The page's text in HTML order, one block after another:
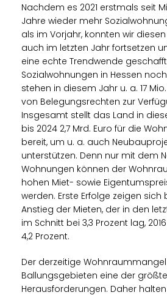
Nachdem es 2021 erstmals seit
Jahre wieder mehr
als im Vorjahr, konnten wir
auch im letzten Jahr fortsetzen
eine echte Trendwende
Sozialwohnungen in Hessen
stehen in diesem Jahr u. a. 17
von Belegungsrechten zur
Insgesamt stellt das Land in
bis 2024 2,7 Mrd. Euro für die
bereit, um u. a. auch
unterstützen. Denn nur mit dem
Wohnungen können der
hohen Miet- sowie
werden. Erste Erfolge zeigen
Anstieg der Mieten, der in den
im Schnitt bei 3,3 Prozent lag,
4,2 Prozent.
Der derzeitige
Ballungsgebieten eine der
Herausforderungen. Daher